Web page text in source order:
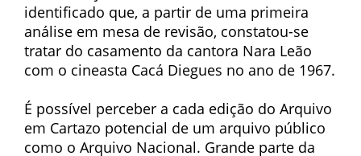
identificado que, a partir de uma primeira
análise em mesa de revisão, constatou-se
tratar do casamento da cantora Nara Leão
com o cineasta Cacá Diegues no ano de 1967.
É possível perceber a cada edição do Arquivo
em Cartazo potencial de um arquivo público
como o Arquivo Nacional. Grande parte da